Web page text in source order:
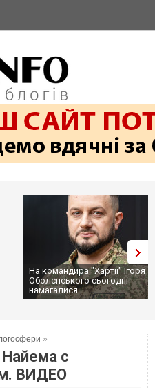
На командира "Хартії" Ігоря
Оболєнського сьогодні
намагалися...
»
с
ВИДЕО